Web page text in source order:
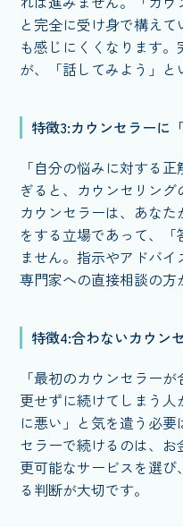
と完全に受け身で構え
も感じにくくなります
が、「話してみよう」と
特徴3:カウンセラーに
「自分の悩みに対する
ぎると、カウンセリング
カウンセラーは、あな
をする立場であって、
ません。指示やアドバ
専門家への直接相談の方
特徴4:合わないカウン
「最初のカウンセラー
更せずに続けてしまう
に悪い」と気を遣う必
セラーで続けるのは、
更可能なサービスを選
る判断が大切です。